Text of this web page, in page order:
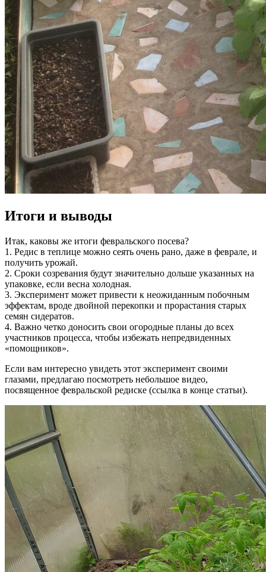
Итоги и выводы
Итак, каковы же итоги февральского посева?
1. Редис в теплице можно сеять очень рано, даже в феврале, и
получить урожай.
2. Сроки созревания будут значительно дольше указанных на
упаковке, если весна холодная.
3. Эксперимент может привести к неожиданным побочным
эффектам, вроде двойной перекопки и прорастания старых
семян сидератов.
4. Важно четко доносить свои огородные планы до всех
участников процесса, чтобы избежать непредвиденных
«помощников».
Если вам интересно увидеть этот эксперимент своими
глазами, предлагаю посмотреть небольшое видео,
посвященное февральской редиске (ссылка в конце статьи).